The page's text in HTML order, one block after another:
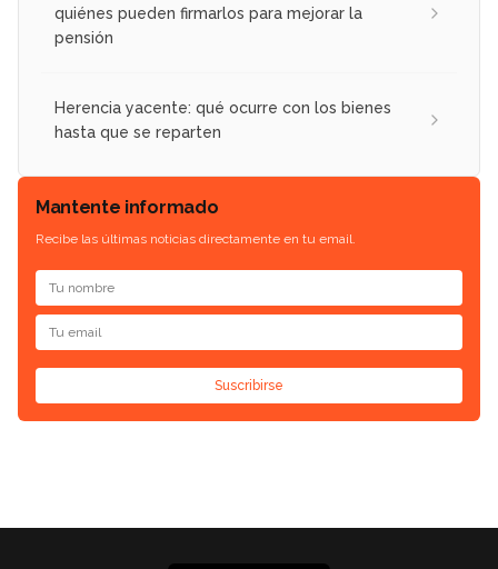
quiénes pueden firmarlos para mejorar la
pensión
Herencia yacente: qué ocurre con los bienes
hasta que se reparten
Mantente informado
Recibe las últimas noticias directamente en tu email.
Suscribirse